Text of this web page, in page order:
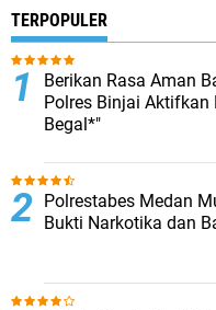
TERPOPULER
Berikan Rasa Aman
Polres Binjai Aktifkan
Begal*"
Polrestabes Medan
Bukti Narkotika dan